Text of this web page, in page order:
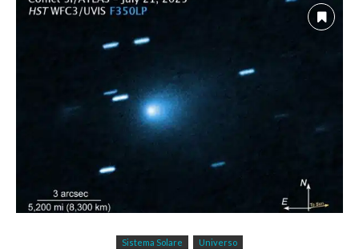
Sistema Solare Universo